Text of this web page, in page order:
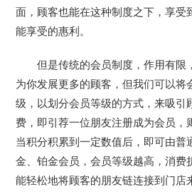
面，顾客也能在这种制度之下，享受
能享受的惠利。
但是传统的会员制度，作用有限
为你发展更多的顾客，但我们可以将
级，以划分会员等级的方式，来吸引
费，即引荐一位朋友注册成为会员，
当积分积累到一定数值后，即可由普
金、铂金会员，会员等级越高，消费
能轻松地将顾客的朋友链连接到门店